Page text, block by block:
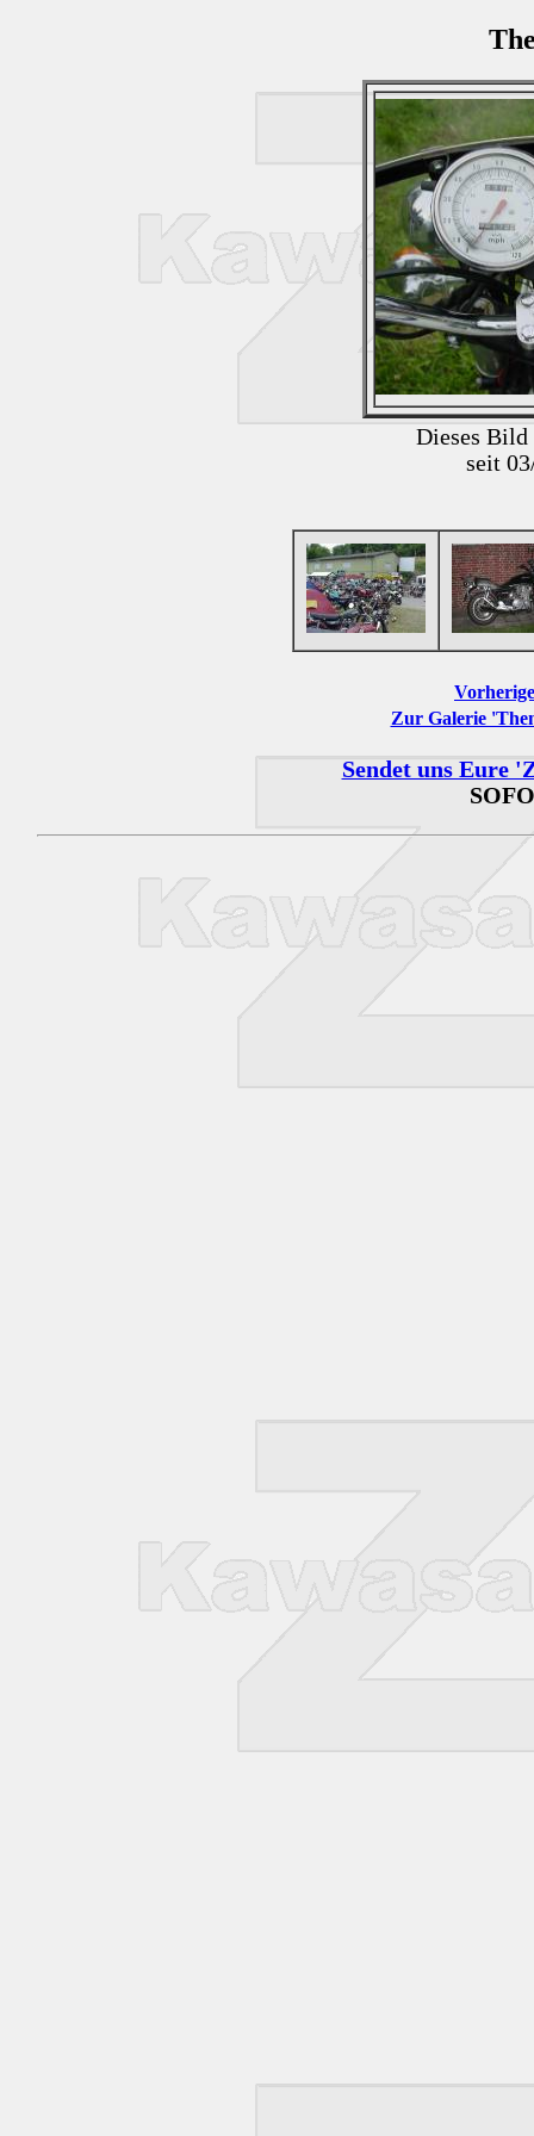
Dieses Bild
seit
Zur Galerie
Sendet uns Eure